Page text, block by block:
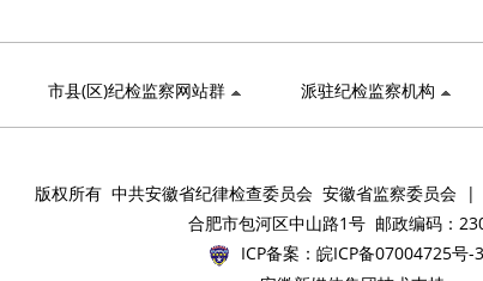
市县(区)纪检监察网站群 派驻纪检监察机构
版权所有 中共安徽省纪律检查委员会 安徽省监察委员会 |
合肥市包河区中山路1号 邮政编码：
ICP备案： 皖ICP备07004725号-